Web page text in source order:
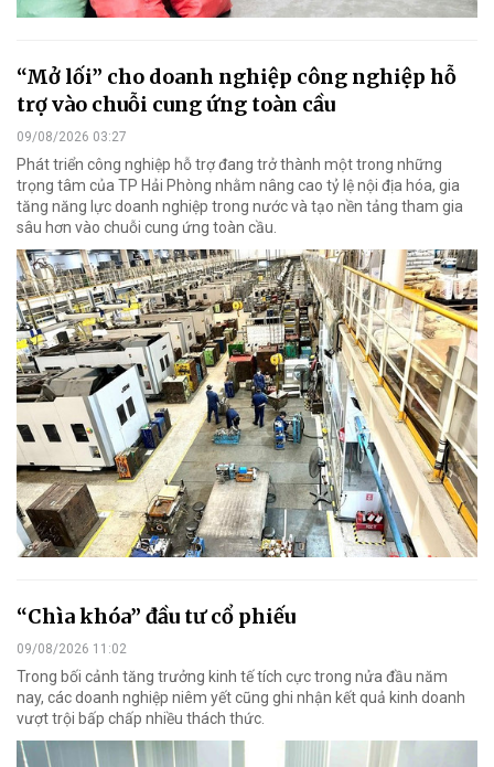
“Mở lối” cho doanh nghiệp công nghiệp hỗ
trợ vào chuỗi cung ứng toàn cầu
09/08/2026 03:27
Phát triển công nghiệp hỗ trợ đang trở thành một trong những
trọng tâm của TP Hải Phòng nhằm nâng cao tỷ lệ nội địa hóa, gia
tăng năng lực doanh nghiệp trong nước và tạo nền tảng tham gia
sâu hơn vào chuỗi cung ứng toàn cầu.
“Chìa khóa” đầu tư cổ phiếu
09/08/2026 11:02
Trong bối cảnh tăng trưởng kinh tế tích cực trong nửa đầu năm
nay, các doanh nghiệp niêm yết cũng ghi nhận kết quả kinh doanh
vượt trội bấp chấp nhiều thách thức.